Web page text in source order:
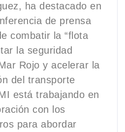
ha destacado en
de prensa
combatir la “flota
la seguridad
Rojo y acelerar la
del transporte
está trabajando en
con los
para abordar